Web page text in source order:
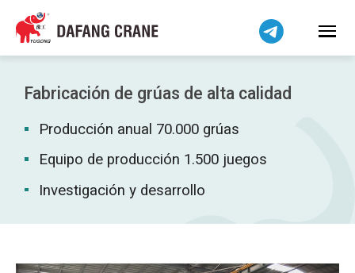
Fabricación de grúas de alta calidad
Producción anual 70.000 grúas
Equipo de producción 1.500 juegos
Investigación y desarrollo
Bahasa Indonesia
Bahasa Melayu
Tiếng Việt
简体中文
فارسی
Pilipino
اردو
Беларуская мова